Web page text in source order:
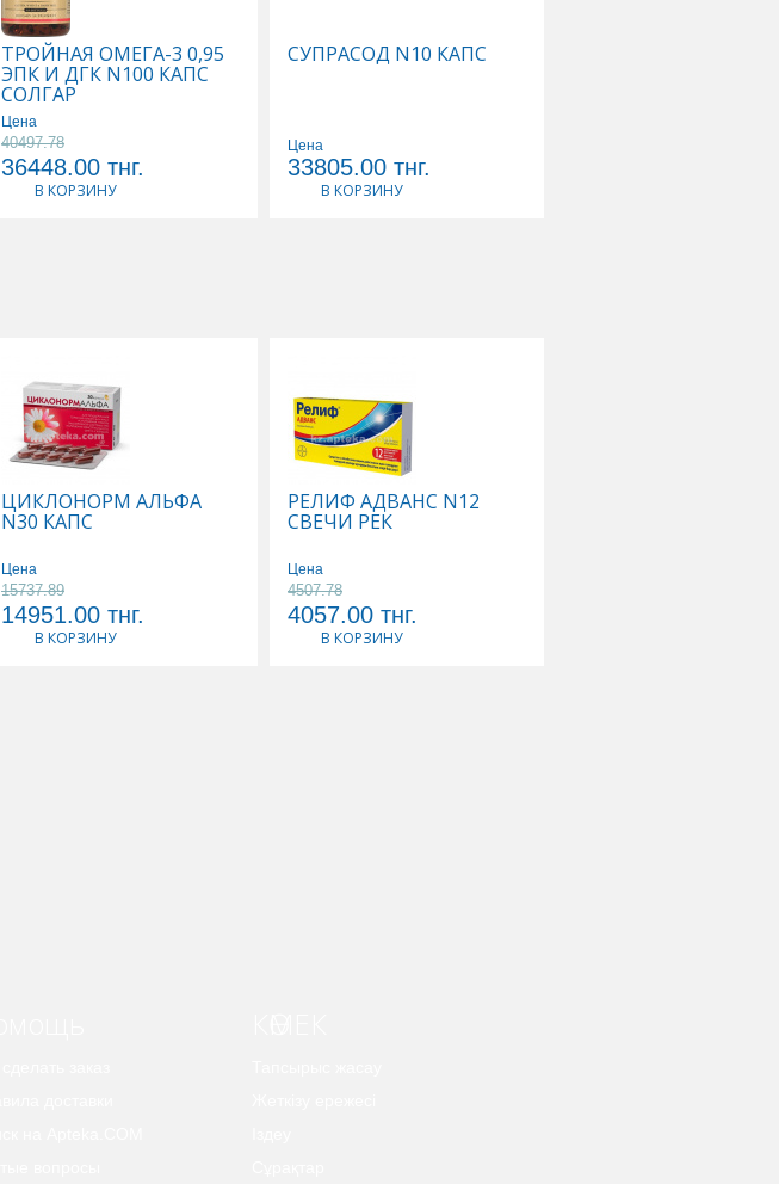
ТРОЙНАЯ ОМЕГА-3 0,95
ЭПК И ДГК N100 КАПС
СОЛГАР
Цена
40497.78
36448.00 тнг.
В КОРЗИНУ
СУПРАСОД N10 КАПС
Цена
33805.00 тнг.
В КОРЗИНУ
ЦИКЛОНОРМ АЛЬФА
N30 КАПС
Цена
15737.89
14951.00 тнг.
В КОРЗИНУ
РЕЛИФ АДВАНС N12
СВЕЧИ РЕК
Цена
4507.78
4057.00 тнг.
В КОРЗИНУ